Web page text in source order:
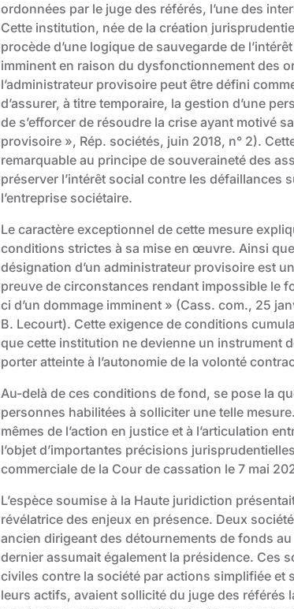
ordonnées par le juge des référés, l’une des
Cette institution, née de la création
procède d’une logique de sauvegarde de
imminent en raison du dysfonctionnement des
l’administrateur provisoire peut être défini
d’assurer, à titre temporaire, la gestion d’une
de s’efforcer de résoudre la crise ayant motivé
provisoire », Rép. sociétés, juin 2018, n° 2).
remarquable au principe de souveraineté des
préserver l’intérêt social contre les défaillances
l’entreprise sociétaire.
Le caractère exceptionnel de cette mesure
conditions strictes à sa mise en œuvre. Ainsi
désignation d’un administrateur provisoire est
preuve de circonstances rendant impossible le
ci d’un dommage imminent » (Cass. com., 25
B. Lecourt). Cette exigence de conditions
que cette institution ne devienne un instrument
porter atteinte à l’autonomie de la volonté
Au-delà de ces conditions de fond, se pose la
personnes habilitées à solliciter une telle
mêmes de l’action en justice et à l’articulation
l’objet d’importantes précisions
commerciale de la Cour de cassation le 7 mai
L’espèce soumise à la Haute juridiction
révélatrice des enjeux en présence. Deux
ancien dirigeant des détournements de fonds
dernier assumait également la présidence. Ces
civiles contre la société par actions simplifiée
leurs actifs, avaient sollicité du juge des référés